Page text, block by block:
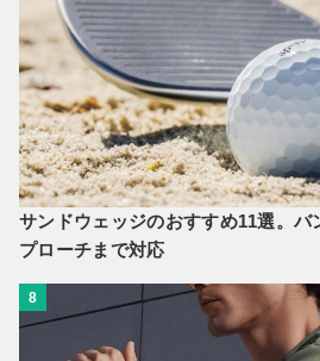
サンドウェッジのおすすめ11選。
プローチまで対応
8